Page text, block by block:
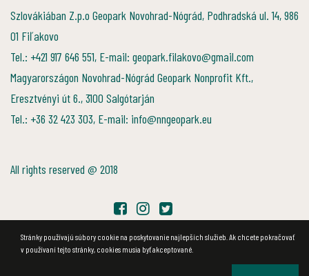
Szlovákiában Z.p.o Geopark Novohrad-Nógrád, Podhradská ul. 14, 986
01 Fiľakovo
Tel.: +421 917 646 551, E-mail: geopark.filakovo@gmail.com
Magyarországon Novohrad-Nógrád Geopark Nonprofit Kft.,
Eresztvényi út 6., 3100 Salgótarján
Tel.: +36 32 423 303, E-mail: info@nngeopark.eu
All rights reserved @ 2018
Stránky používajú súbory cookie na poskytovanie najlepších služieb. Ak chcete pokračovať
v používaní tejto stránky, cookies musia byť akceptované.